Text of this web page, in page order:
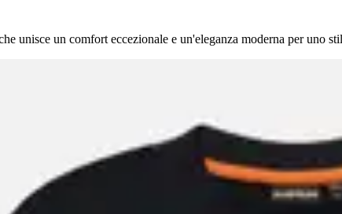
unisce un comfort eccezionale e un'eleganza moderna per uno